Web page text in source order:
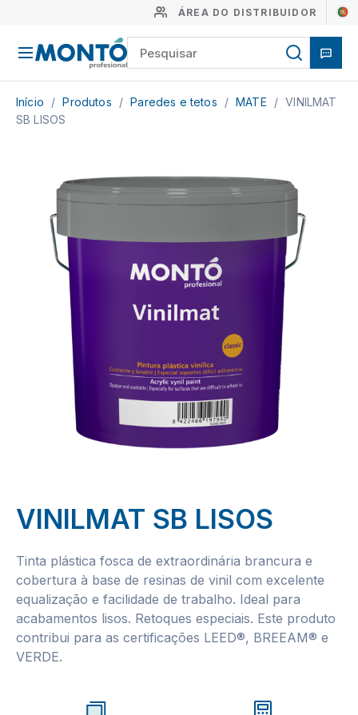
ÁREA DO DISTRIBUIDOR
Início / Produtos / Paredes e tetos / MATE / VINILMAT
SB LISOS
VINILMAT SB LISOS
Tinta plástica fosca de extraordinária brancura e
cobertura à base de resinas de vinil com excelente
equalização e facilidade de trabalho. Ideal para
acabamentos lisos. Retoques especiais. Este produto
contribui para as certificações LEED®, BREEAM® e
VERDE.